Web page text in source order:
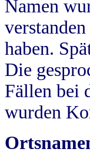
Namen
haben.
Die
Fällen bei
wurden